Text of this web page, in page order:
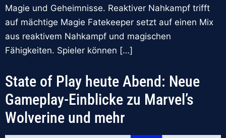
Magie und Geheimnisse. Reaktiver Nahkampf trifft
auf mächtige Magie Fatekeeper setzt auf einen Mix
aus reaktivem Nahkampf und magischen
Fähigkeiten. Spieler können […]
State of Play heute Abend: Neue
Gameplay-Einblicke zu Marvel’s
Wolverine und mehr